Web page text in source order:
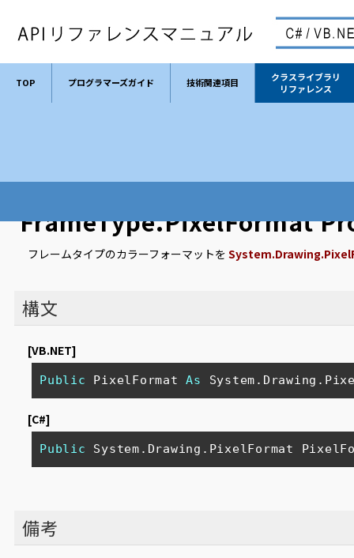
TOP プログラマーズガイド 技術関連項目
クラスライブラリ
リファレンス
FrameType.PixelFormat
フレームタイプのカラーフォーマットを
構文
[VB.NET]
Public PixelFormat As
[C#]
Public System.Drawing.PixelFormat
備考